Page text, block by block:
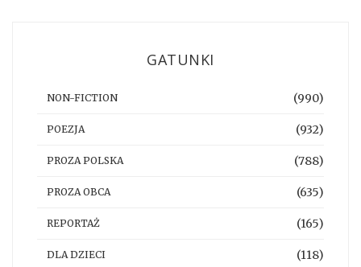
GATUNKI
NON-FICTION (990)
POEZJA (932)
PROZA POLSKA (788)
PROZA OBCA (635)
REPORTAŻ (165)
DLA DZIECI (118)